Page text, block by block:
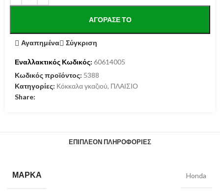
ΑΓΌΡΑΣΕ ΤΟ
Αγαπημένα Σύγκριση
Εναλλακτικός Κωδικός: 60614005
Κωδικός προϊόντος: 5388
Κατηγορίες: Κόκκαλα γκαζιού, ΠΛΑΙΣΙΟ
Share:
ΕΠΙΠΛΈΟΝ ΠΛΗΡΟΦΟΡΊΕΣ
ΜΆΡΚΑ Honda